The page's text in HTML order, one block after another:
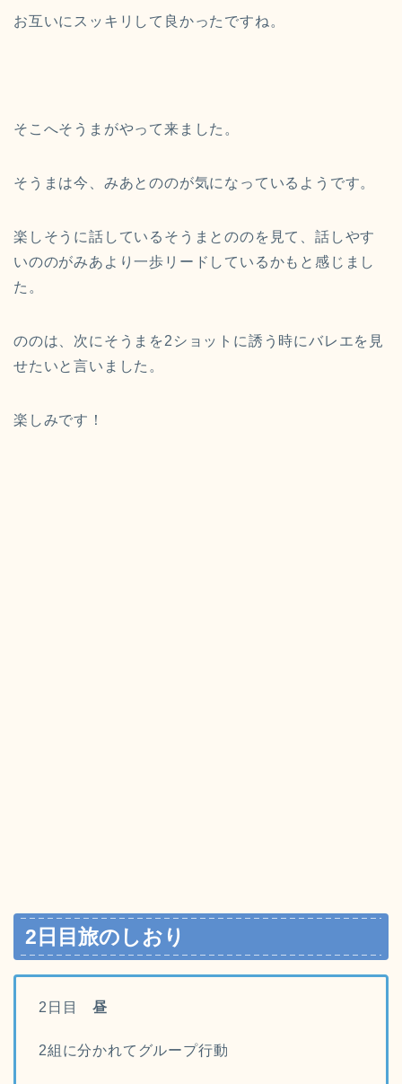
お互いにスッキリして良かったですね。
そこへそうまがやって来ました。
そうまは今、みあとののが気になっているようです。
楽しそうに話しているそうまとののを見て、話しやす
いののがみあより一歩リードしているかもと感じまし
た。
ののは、次にそうまを2ショットに誘う時にバレエを見
せたいと言いました。
楽しみです！
2日目旅のしおり
2日目昼
2組に分かれてグループ行動